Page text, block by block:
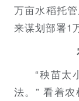
万亩水稻托
来谋划部署
“秧苗太
法。” 看着